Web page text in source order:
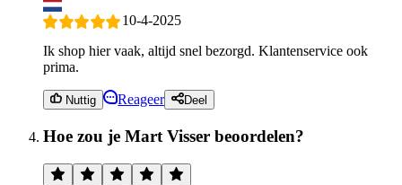
10-4-2025
Ik shop hier vaak, altijd snel bezorgd. Klantenservice ook
prima.
Nuttig Reageer Deel
Hoe zou je Mart Visser beoordelen?